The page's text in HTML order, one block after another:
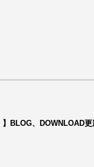
BLOG、DOWNLOAD更